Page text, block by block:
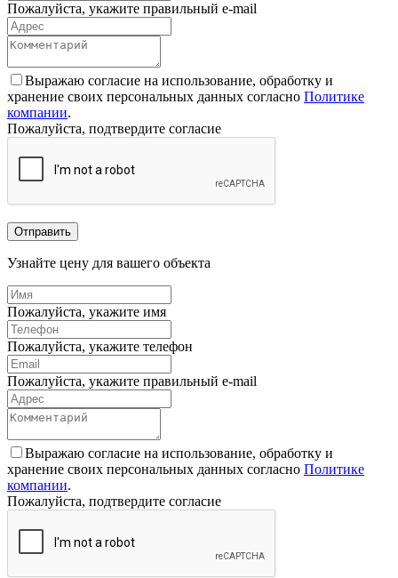
Пожалуйста, укажите правильный e-mail
Выражаю согласие на использование, обработку и
хранение своих персональных данных согласно Политике
компании.
Пожалуйста, подтвердите согласие
Отправить
Узнайте цену для вашего объекта
Пожалуйста, укажите имя
Пожалуйста, укажите телефон
Пожалуйста, укажите правильный e-mail
Выражаю согласие на использование, обработку и
хранение своих персональных данных согласно Политике
компании.
Пожалуйста, подтвердите согласие